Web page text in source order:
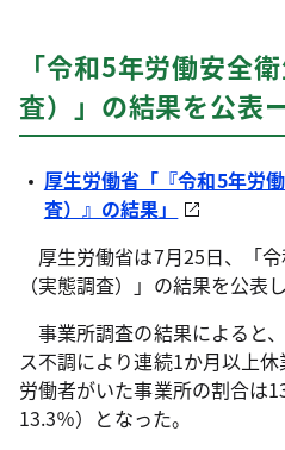
「令和5年労働安全
査）」の結果を公表
厚生労働省「『令和5年労
査）』の結果」
厚生労働省は7月25日、「
（実態調査）」の結果を公表し
事業所調査の結果によると
ス不調により連続1か月以上
労働者がいた事業所の割合は
13.3％）となった。